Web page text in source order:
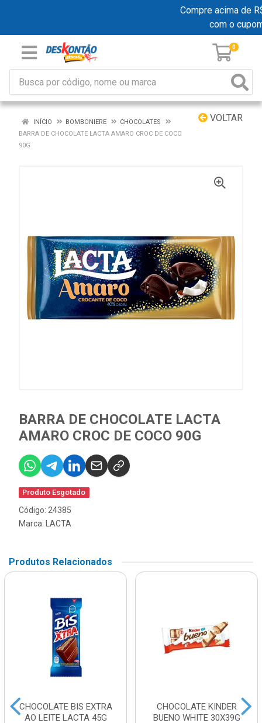
Compre acima de
com o
0
VOLTAR
INÍCIO BOMBONIERE
CHOCOLATES
BARRA DE CHOCOLATE LACTA AMARO CROC DE COCO
90G
BARRA DE CHOCOLATE LACTA
AMARO CROC DE COCO 90G
Produto Esgotado
Código: 24385
Marca:
LACTA
Produtos Relacionados
CHOCOLATE BIS EXTRA
AO LEITE LACTA 45G
CHOCOLATE KINDER
BUENO WHITE 30X39G